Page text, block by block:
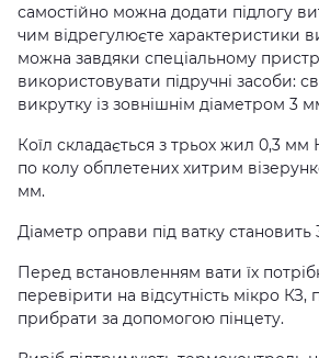
самостійно можна додати підлогу
чим відрегулюєте характеристики
можна завдяки спеціальному
використовувати підручні засоби:
викрутку із зовнішнім діаметром 3
Коїл складається з трьох жил 0,3 мм
по колу обплетених хитрим
мм.
Діаметр оправи під ватку становить
Перед встановленням вати їх
перевірити на відсутність мікро КЗ,
прибрати за допомогою пінцету.